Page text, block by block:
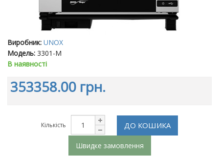
Виробник: UNOX
Модель: 3301-M
В наявності
353358.00 грн.
Кількість ДО КОШИКА
Швидке замовлення